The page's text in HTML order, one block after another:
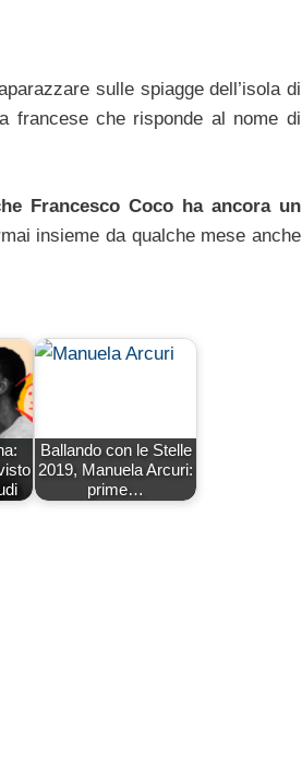
sulle spiagge dell’isola di
francese che risponde al nome di
Francesco Coco ha ancora un
insieme da qualche mese anche
Ballando con le Stelle
2019, Manuela Arcuri:
prime…